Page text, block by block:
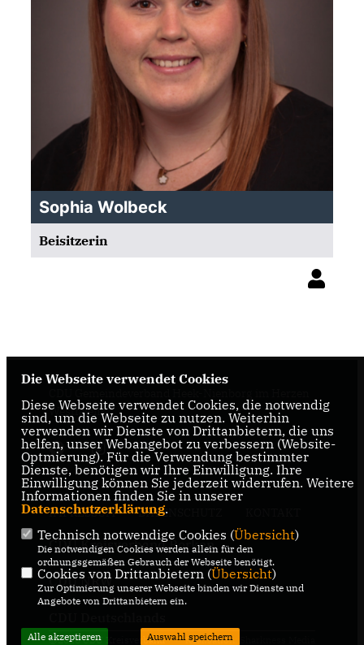
Sophia Wolbeck
Beisitzerin
Westfalens
IMPRESSUM DATENSCHUTZ
CDU Kreisverband Borken
CDU NRW
@2026 CDU Kreisverband Realisation: Sharkness Media
Die Webseite verwendet Cookies
Diese Webseite verwendet Cookies, die notwendig
sind, um die Webseite zu nutzen. Weiterhin
verwenden wir Dienste von Drittanbietern, die uns
helfen, unser Webangebot zu verbessern (Website-
Optmierung). Für die Verwendung bestimmter
Dienste, benötigen wir Ihre Einwilligung. Ihre
Einwilligung können Sie jederzeit widerrufen. Weitere
Informationen finden Sie in unserer
Datenschutzerklärung.
Technisch notwendige Cookies (Übersicht)
Die notwendigen Cookies werden allein für den
ordnungsgemäßen Gebrauch der Webseite benötigt.
Cookies von Drittanbietern (Übersicht)
Zur Optimierung unserer Webseite binden wir Dienste und
Angebote von Drittanbietern ein.
Alle akzeptieren Auswahl speichern